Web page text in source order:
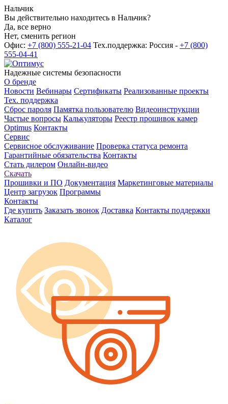
Нальчик
Вы действительно находитесь в Нальчик?
Да, все верно
Нет, сменить регион
Офис: +7 (800) 555-21-04 Тех.поддержка: Россия - +7 (800)
555-04-41
Надежные системы безопасности
О бренде
Новости Вебинары Сертификаты Реализованные проекты
Тех. поддержка
Сброс пароля Памятка пользователю Видеоинструкции
Частые вопросы Калькуляторы Реестр прошивок камер
Optimus Контакты
Сервис
Сервисное обслуживание Проверка статуса ремонта
Гарантийные обязательства Контакты
Стать дилером Онлайн-видео
Скачать
Прошивки и ПО Документация Маркетинговые материалы
Центр загрузок Программы
Контакты
Где купить Заказать звонок Доставка Контакты поддержки
Каталог